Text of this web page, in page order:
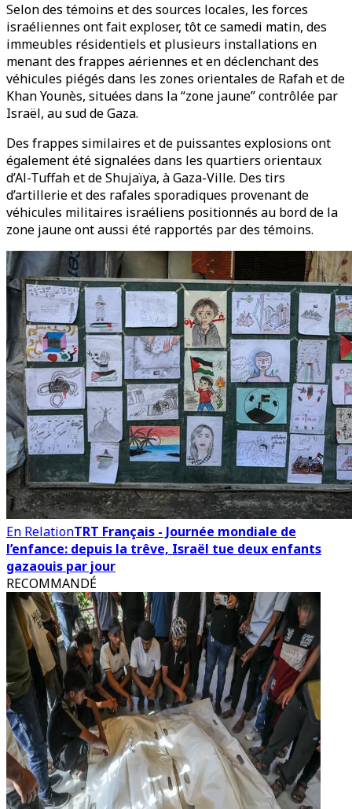
Selon des témoins et des sources locales, les forces
israéliennes ont fait exploser, tôt ce samedi matin, des
immeubles résidentiels et plusieurs installations en
menant des frappes aériennes et en déclenchant des
véhicules piégés dans les zones orientales de Rafah et de
Khan Younès, situées dans la “zone jaune” contrôlée par
Israël, au sud de Gaza.
Des frappes similaires et de puissantes explosions ont
également été signalées dans les quartiers orientaux
d’Al-Tuffah et de Shujaïya, à Gaza-Ville. Des tirs
d’artillerie et des rafales sporadiques provenant de
véhicules militaires israéliens positionnés au bord de la
zone jaune ont aussi été rapportés par des témoins.
En RelationTRT Français - Journée mondiale de
l’enfance: depuis la trêve, Israël tue deux enfants
gazaouis par jour
RECOMMANDÉ